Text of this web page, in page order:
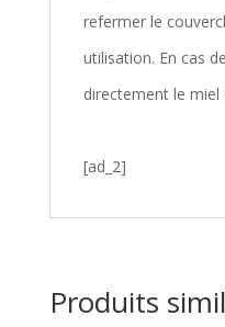
refermer le
utilisation. En cas
directement le miel
[ad_2]
Produits